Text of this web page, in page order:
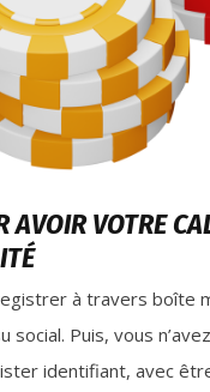
AVOIR VOTRE
à travers boîte
social. Puis, vous
identifiant, avec